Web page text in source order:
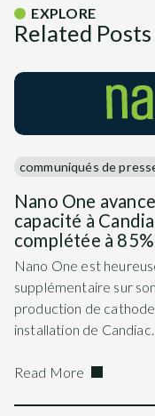
EXPLORE
Related Posts
communiqués de
Nano One
capacité à
complétée à 85%
Nano One est
supplémentaire sur
production de
installation de Candiac.
Read More